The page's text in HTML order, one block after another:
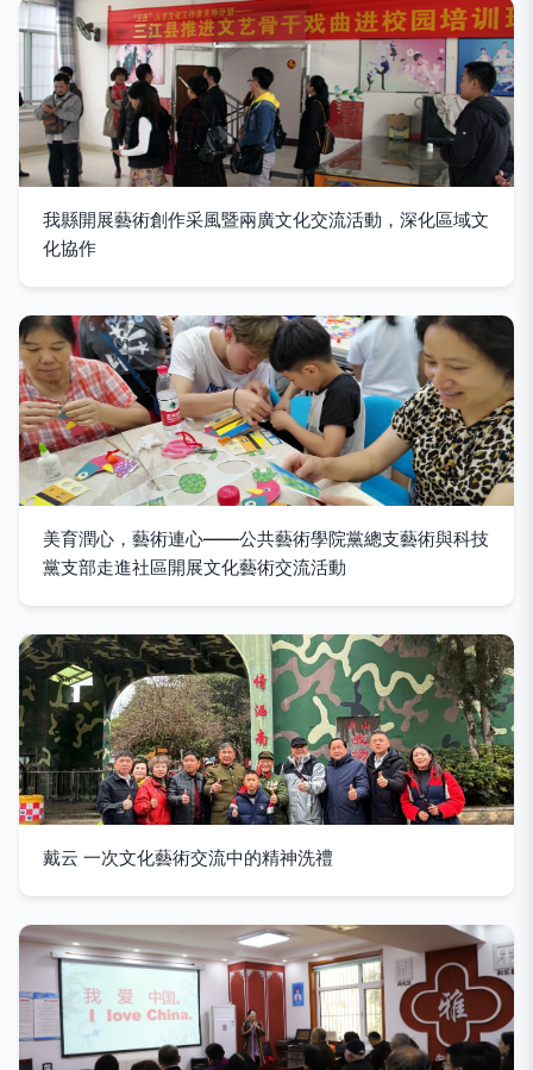
我縣開展藝術創作采風暨兩廣文化交流活動，深化區域文
化協作
美育潤心，藝術連心——公共藝術學院黨總支藝術與科技
黨支部走進社區開展文化藝術交流活動
戴云 一次文化藝術交流中的精神洗禮